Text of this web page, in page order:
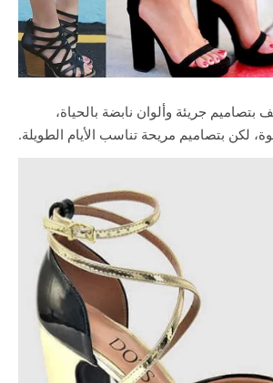
بتصاميم جريئة وألوان نابضة بالحياة،
لكن بتصاميم مريحة تناسب الأيام الطويلة.